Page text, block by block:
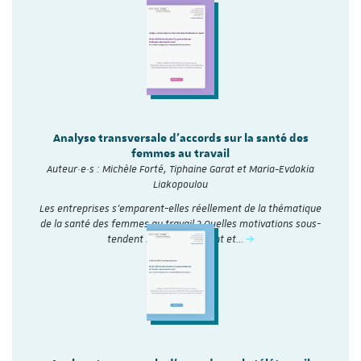
Analyse transversale d'accords sur la santé des
femmes au travail
Auteur·e·s : Michèle Forté, Tiphaine Garat et Maria-Evdokia
Liakopoulou
Les entreprises s’emparent-elles réellement de la thématique
de la santé des femmes au travail ? Quelles motivations sous-
tendent leur engagement et…